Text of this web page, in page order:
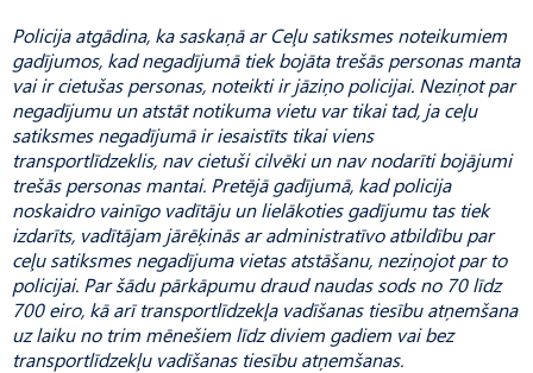
Policija atgādina, ka saskaņā ar Ceļu satiksmes noteikumiem
gadījumos, kad negadījumā tiek bojāta trešās personas manta
vai ir cietušas personas, noteikti ir jāziņo policijai. Neziņot par
negadījumu un atstāt notikuma vietu var tikai tad, ja ceļu
satiksmes negadījumā ir iesaistīts tikai viens
transportlīdzeklis, nav cietuši cilvēki un nav nodarīti bojājumi
trešās personas mantai. Pretējā gadījumā, kad policija
noskaidro vainīgo vadītāju un lielākoties gadījumu tas tiek
izdarīts, vadītājam jārēķinās ar administratīvo atbildību par
ceļu satiksmes negadījuma vietas atstāšanu, neziņojot par to
policijai. Par šādu pārkāpumu draud naudas sods no 70 līdz
700 eiro, kā arī transportlīdzekļa vadīšanas tiesību atņemšana
uz laiku no trim mēnešiem līdz diviem gadiem vai bez
transportlīdzekļu vadīšanas tiesību atņemšanas.